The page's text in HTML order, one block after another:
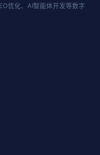
优化、AI智能体开发等数字